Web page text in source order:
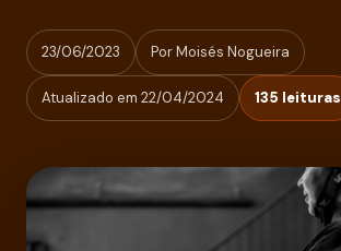
23/06/2023 Por Moisés Nogueira
Atualizado em 22/04/2024 135 leituras